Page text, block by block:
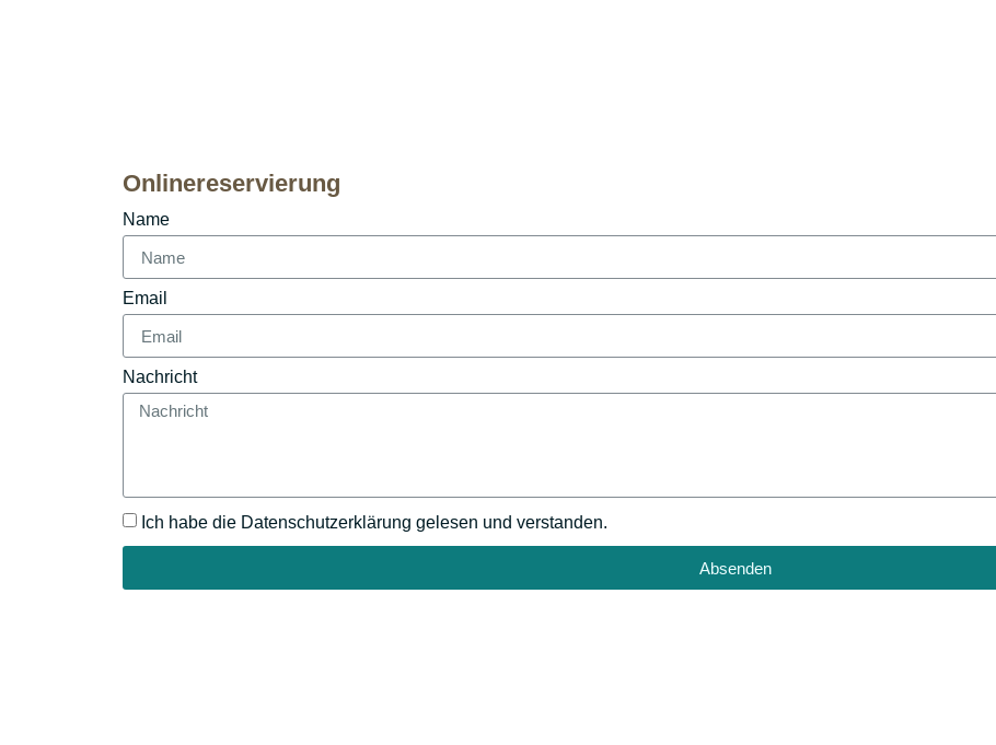
Onlinereservierung
Name
Email
Nachricht
Ich habe die Datenschutzerklärung gelesen und verstanden.
Absenden